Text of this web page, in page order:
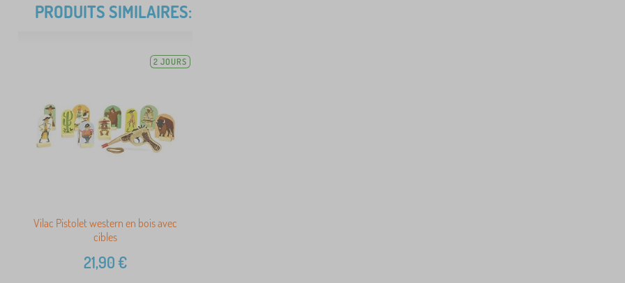
PRODUITS SIMILAIRES:
2 JOURS
Vilac Pistolet western en bois avec
cibles
21,90€